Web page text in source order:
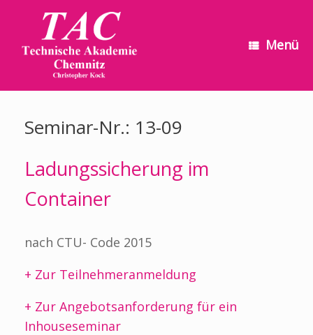
Menü
Seminar-Nr.: 13-09
Ladungssicherung im
Container
nach CTU- Code 2015
+ Zur Teilnehmeranmeldung
+ Zur Angebotsanforderung für ein
Inhouseseminar